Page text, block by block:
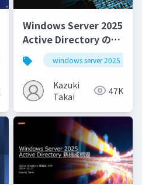
active directory domain services
Windows Server 2025
Active Directory の新
機能
windows server 2025
Kazuki
Takai
47K